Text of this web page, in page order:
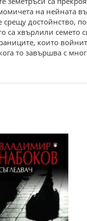
на нейната
достойнство,
са хвърлили семето
които
то завършва с